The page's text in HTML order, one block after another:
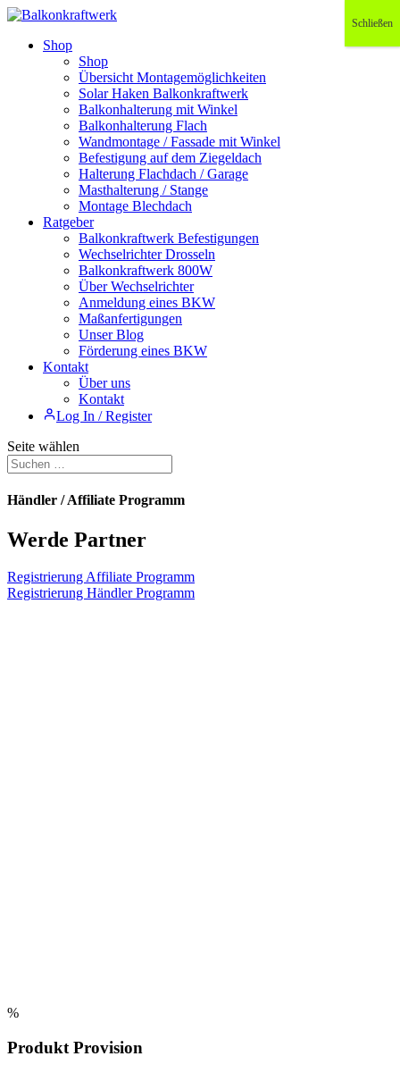
Shop
Shop
Übersicht Montagemöglichkeiten
Solar Haken Balkonkraftwerk
Balkonhalterung mit Winkel
Balkonhalterung Flach
Wandmontage / Fassade mit Winkel
Befestigung auf dem Ziegeldach
Halterung Flachdach / Garage
Masthalterung / Stange
Montage Blechdach
Ratgeber
Balkonkraftwerk Befestigungen
Wechselrichter Drosseln
Balkonkraftwerk 800W
Über Wechselrichter
Anmeldung eines BKW
Maßanfertigungen
Unser Blog
Förderung eines BKW
Kontakt
Über uns
Kontakt
Log In / Register
Seite wählen
Händler / Affiliate Programm
Werde Partner
Registrierung Affiliate Programm
Registrierung Händler Programm
%
Produkt Provision
Schließen